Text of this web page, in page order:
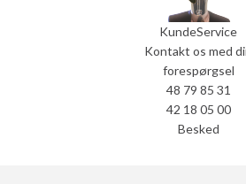
KundeService
Kontakt os med
forespørgsel
48 79 85 31
42 18 05 00
Besked